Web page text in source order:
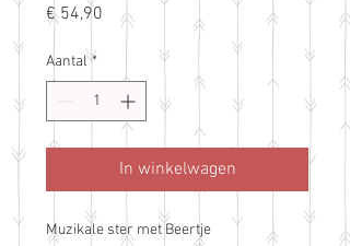
€ 54,90 Prijs
Aantal *
In winkelwagen
Muzikale ster met Beertje